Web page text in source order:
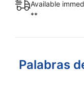
Available
**
Palabras